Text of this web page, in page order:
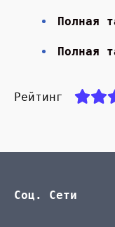
Полная
Полная
Рейтинг
Соц. Сети